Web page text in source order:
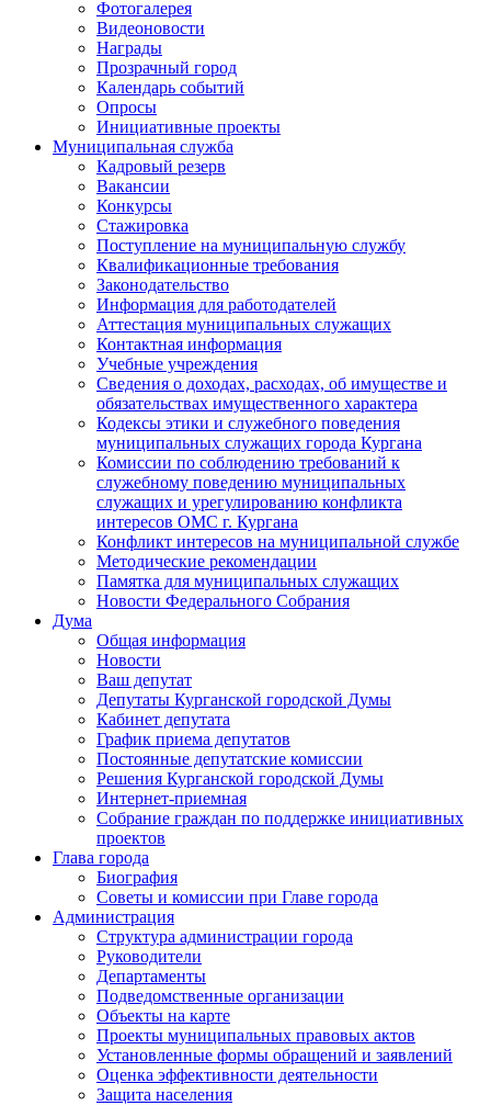
Фотогалерея
Видеоновости
Награды
Прозрачный город
Календарь событий
Опросы
Инициативные проекты
Муниципальная служба
Кадровый резерв
Вакансии
Конкурсы
Стажировка
Поступление на муниципальную службу
Квалификационные требования
Законодательство
Информация для работодателей
Аттестация муниципальных служащих
Контактная информация
Учебные учреждения
Сведения о доходах, расходах, об имуществе и
обязательствах имущественного характера
Кодексы этики и служебного поведения
муниципальных служащих города Кургана
Комиссии по соблюдению требований к
служебному поведению муниципальных
служащих и урегулированию конфликта
интересов ОМС г. Кургана
Конфликт интересов на муниципальной службе
Методические рекомендации
Памятка для муниципальных служащих
Новости Федерального Cобрания
Дума
Общая информация
Новости
Ваш депутат
Депутаты Курганской городской Думы
Кабинет депутата
График приема депутатов
Постоянные депутатские комиссии
Решения Курганской городской Думы
Интернет-приемная
Собрание граждан по поддержке инициативных
проектов
Глава города
Биография
Советы и комиссии при Главе города
Администрация
Структура администрации города
Руководители
Департаменты
Подведомственные организации
Объекты на карте
Проекты муниципальных правовых актов
Установленные формы обращений и заявлений
Оценка эффективности деятельности
Защита населения